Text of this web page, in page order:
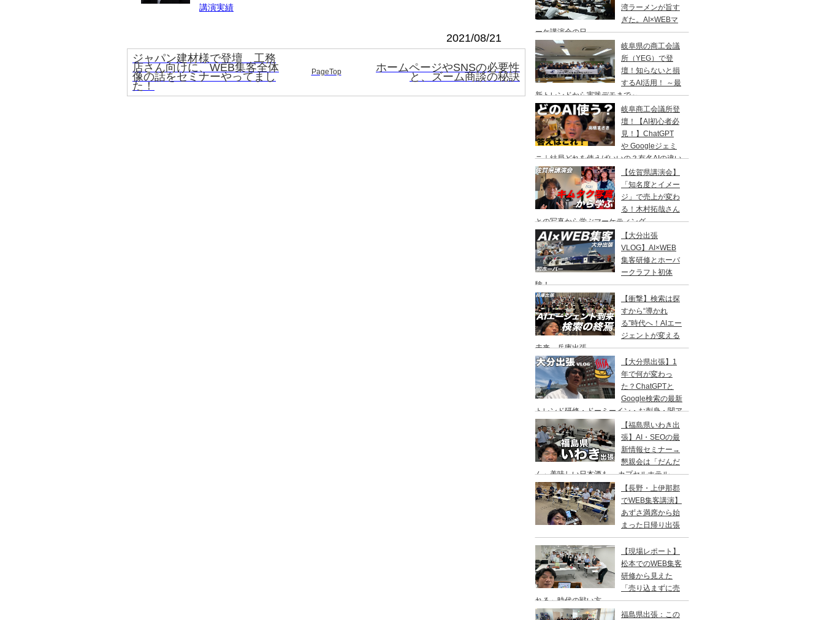
講演実績
2021/08/21
ジャパン建材様で登壇 工務
店さん向けに、WEB集客全体
像の話をセミナーやってまし
た！
PageTop ホームページやSNSの必要性
と、ズーム商談の秘訣
湾ラーメンが旨す
ぎた。AI×WEBマ
ーケ講演会の日
岐阜県の商工会議
所（YEG）で登
壇！知らないと損
するAI活用！ ～最
新トレンドから実践デモまで～
岐阜商工会議所登
壇！【AI初心者必
見！】ChatGPT
や Googleジェミ
ニ｜結局どれを使えばいいの？有名AIの違い
やユーザー数の比較
【佐賀県講演会】
「知名度とイメー
ジ」で売上が変わ
る！木村拓哉さん
との写真から学ぶマーケティング
【大分出張
VLOG】AI×WEB
集客研修とホーバ
ークラフト初体
験！
【衝撃】検索は探
すから“導かれ
る”時代へ！AIエー
ジェントが変える
未来 兵庫出張
【大分県出張】1
年で何が変わっ
た？ChatGPTと
Google検索の最新
トレンド研修・ドーミーイン・お刺身・関ア
ジ・サウナ
【福島県いわき出
張】AI・SEOの最
新情報セミナー→
懇親会は「だんだ
ん」美味しい日本酒も→ カプセルホテル
「リフレ」でサウナの一泊二日旅【長野・上伊那郡
でWEB集客講演】
あずさ満席から始
まった日帰り出張
【現場レポート】
松本でのWEB集客
研修から見えた
「売り込まずに売
れる」時代の戦い方
福島県出張：この